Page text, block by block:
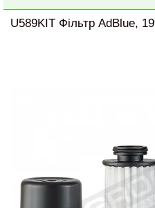
U589KIT Фільтр AdBlue,